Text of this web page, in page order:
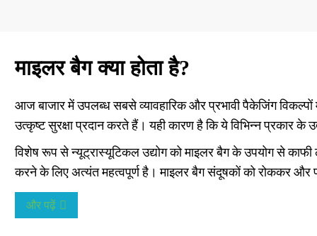
माइलर बैग क्या होता है?
आज बाजार में उपलब्ध सबसे व्यावहारिक और प्रभावी पैकेजिंग
उत्कृष्ट सुरक्षा प्रदान करते हैं। यही कारण है कि ये विभिन्न प्रकार
विशेष रूप से न्यूट्रास्यूटिकल उद्योग को माइलर बैग के उपयोग से काफी
करने के लिए अत्यंत महत्वपूर्ण है। माइलर बैग संदूषकों को रोककर और
और पढ़ें